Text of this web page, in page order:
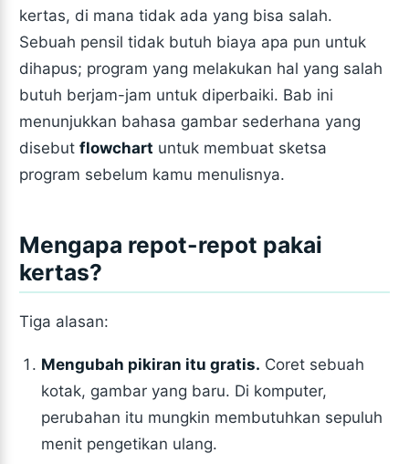
kertas, di mana tidak ada yang bisa salah.
Sebuah pensil tidak butuh biaya apa pun untuk
dihapus; program yang melakukan hal yang salah
butuh berjam-jam untuk diperbaiki. Bab ini
menunjukkan bahasa gambar sederhana yang
disebutflowchart untuk membuat sketsa
program sebelum kamu menulisnya.
Mengapa repot-repot pakai
kertas?
Tiga alasan:
Mengubah pikiran itu gratis. Coret sebuah
kotak, gambar yang baru. Di komputer,
perubahan itu mungkin membutuhkan sepuluh
menit pengetikan ulang.